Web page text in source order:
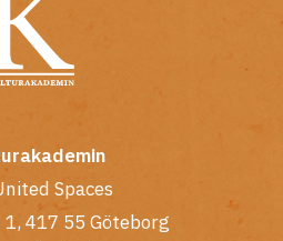
Spaces
417 55 Göteborg